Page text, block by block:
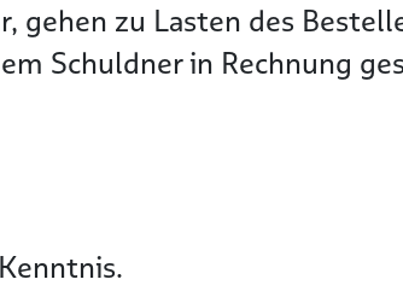
gehen zu Lasten des
Schuldner in Rechnung